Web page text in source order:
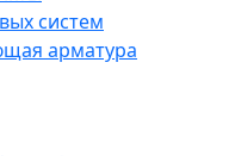
систем
арматура